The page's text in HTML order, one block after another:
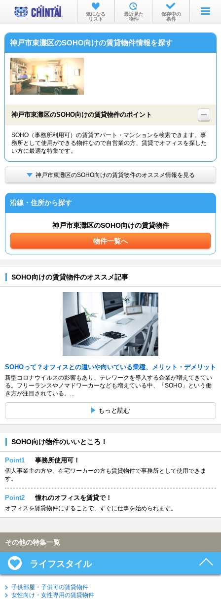
お部屋を探す
沿線・駅から
物件特集から
TOP
気になる
リスト
最近見た
物件
保存中の
条件
神戸市東灘区のSOHO向けの賃貸物件情報を探す
神戸市東灘区のSOHO向けの賃貸物件のポイント
SOHO（事務所利用可）の賃貸アパート・マンションを検索できます。事
務所として使用ができる物件なので自営業の方、賃貸でオフィスを探した
い方に最適な特集です。
神戸市東灘区のSOHO向けの賃貸物件のオススメ情報を見る
沿線・住所から探す
神戸市東灘区のSOHO向けの賃貸物件
物件一覧へ
SOHO向けの賃貸物件のオススメ記事
SOHOって？オフィスとの違いや向いている業種、メリット・デメリット
新型コロナウイルスの影響もあり、テレワークを導入する企業が増えてきてい
る。フリーランスやノマドワーカーなども増えている中、「SOHO」という働
き方が注目されている。...
もっと読む
SOHO向け物件のいいところ！
Point1 事務所使用可！
個人事業主の方や、在宅ワーカーの方も賃貸物件で事務所として使用できま
す。
Point2 憧れのオフィスを賃貸で！
オフィスを賃貸物件にすることで、すぐに仕事を始められます。
その他の特集一覧
ライフスタイル
子供部屋・子供可の賃貸物件
女性向け・女性専用の賃貸物件